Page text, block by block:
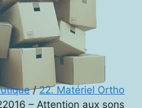
/22. Matériel Ortho
– Attention aux sons